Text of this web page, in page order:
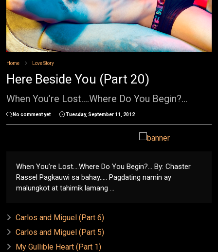
Home Love Story
Here Beside You (Part 20)
When You’re Lost....Where Do You Begin?...
No comment yet Tuesday, September 11, 2012
When You’re Lost....Where Do You Begin?... By: Chaster
Rassel Pagkauwi sa bahay..... Pagdating namin ay
malungkot at tahimik lamang ...
Carlos and Miguel (Part 6)
Carlos and Miguel (Part 5)
My Gullible Heart (Part 1)